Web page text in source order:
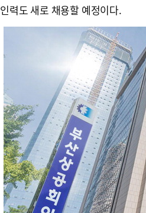
인력도 새로 채용할 예정이다.